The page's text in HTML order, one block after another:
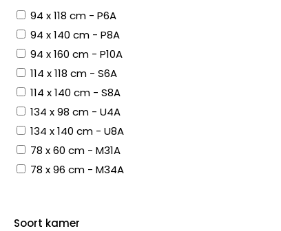
94 x 118 cm - P6A
94 x 140 cm - P8A
94 x 160 cm - P10A
114 x 118 cm - S6A
114 x 140 cm - S8A
134 x 98 cm - U4A
134 x 140 cm - U8A
78 x 60 cm - M31A
78 x 96 cm - M34A
Soort kamer